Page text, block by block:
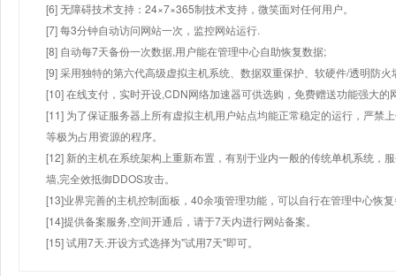
[6] 无障碍技术支持：24×7×365制技术支持，微笑面对任何用户。
[7] 每3分钟自动访问网站一次，监控网站运行.
[8] 自动每7天备份一次数据,用户能在管理中心自助恢复数据;
[9] 采用独特的第六代高级虚拟主机系统、数据双重保护、软硬件/透明防火
[10] 在线支付，实时开设,CDN网络加速器可供选购，免费赠送功能强大
[11] 为了保证服务器上所有虚拟主机用户站点均能正常稳定的运行，严禁
等极为占用资源的程序。
[12] 新的主机在系统架构上重新布置，有别于业内一般的传统单机系统，
墙,完全效抵御DDOS攻击。
[13]业界完善的主机控制面板，40余项管理功能，可以自行在管理中心恢
[14]提供备案服务,空间开通后，请于7天内进行网站备案。
[15] 试用7天.开设方式选择为"试用7天"即可。